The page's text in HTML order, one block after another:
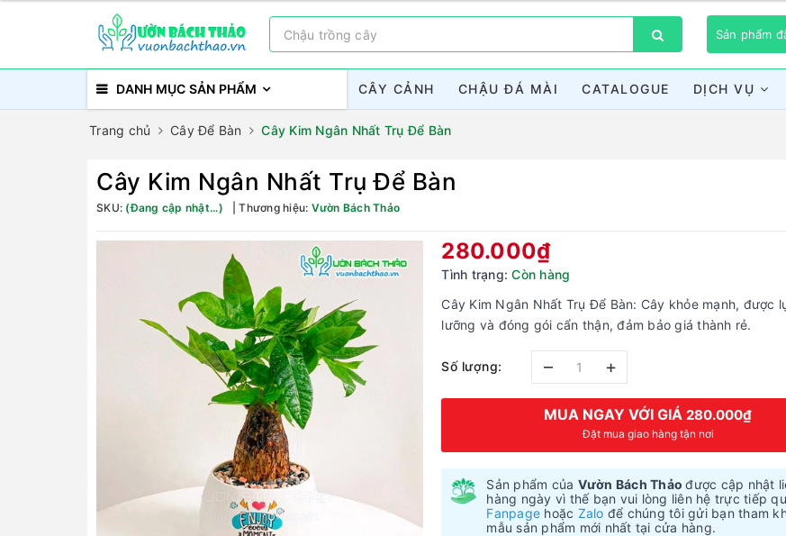
Sản phẩm
DANH MỤC SẢN PHẨM CÂY CẢNH CHẬU ĐÁ MÀI CATALOGUE DỊCH VỤ
Trang chủ Cây Để Bàn Cây Kim Ngân Nhất Trụ Để Bàn
Cây Kim Ngân Nhất Trụ Để Bàn
SKU: (Đang cập nhật...) Thương hiệu: Vườn Bách Thảo
280.000₫
Tình trạng: Còn hàng
Cây Kim Ngân Nhất Trụ Để Bàn: Cây khỏe mạnh, được
lưỡng và đóng gói cẩn thận, đảm bảo giá thành rẻ.
Số lượng: – +
MUA NGAY VỚI GIÁ280.000₫
Đặt mua giao hàng tận nơi
Sản phẩm của Vườn Bách Thảođược cập nhật
hàng ngày vì thế bạn vui lòng liên hệ trực tiếp
Fanpage hoặc Zalo để chúng tôi gửi bạn tham
mẫu sản phẩm mới nhất tại cửa hàng.